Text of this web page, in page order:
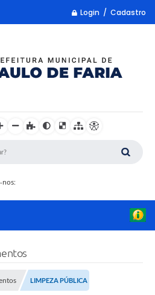
Login / Cadastro
nos:
/ FMDI
LIMPEZA PÚBLICA